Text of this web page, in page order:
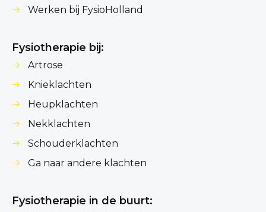
Werken bij FysioHolland
Fysiotherapie bij:
Artrose
Knieklachten
Heupklachten
Nekklachten
Schouderklachten
Ga naar andere klachten
Fysiotherapie in de buurt: